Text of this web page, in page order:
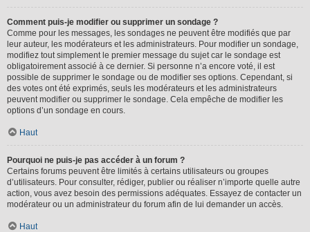
Comment puis-je modifier ou supprimer un sondage ?
Comme pour les messages, les sondages ne peuvent être modifiés que par
leur auteur, les modérateurs et les administrateurs. Pour modifier un sondage,
modifiez tout simplement le premier message du sujet car le sondage est
obligatoirement associé à ce dernier. Si personne n’a encore voté, il est
possible de supprimer le sondage ou de modifier ses options. Cependant, si
des votes ont été exprimés, seuls les modérateurs et les administrateurs
peuvent modifier ou supprimer le sondage. Cela empêche de modifier les
options d’un sondage en cours.
Haut
Pourquoi ne puis-je pas accéder à un forum ?
Certains forums peuvent être limités à certains utilisateurs ou groupes
d’utilisateurs. Pour consulter, rédiger, publier ou réaliser n’importe quelle autre
action, vous avez besoin des permissions adéquates. Essayez de contacter un
modérateur ou un administrateur du forum afin de lui demander un accès.
Haut